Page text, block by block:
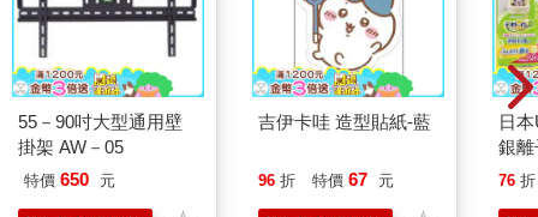
55－90吋大型通用壁
掛架 AW－05
特價 650 元
吉伊卡哇 造型貼紙-藍
96 折 特價 67 元
日
銀
乾
76 折